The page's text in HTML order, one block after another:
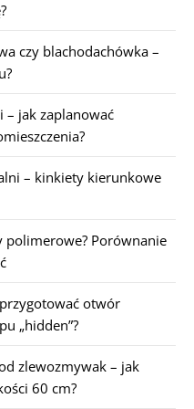
czy blachodachówka –
– jak zaplanować
– kinkiety kierunkowe
polimerowe? Porównanie
otwór
„hidden”?
zlewozmywak – jak
60 cm?